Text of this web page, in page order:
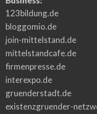
123bildung.de
bloggomio.de
join-mittelstand.de
mittelstandcafe.de
firmenpresse.de
interexpo.de
gruenderstadt.de
existenzgruender-